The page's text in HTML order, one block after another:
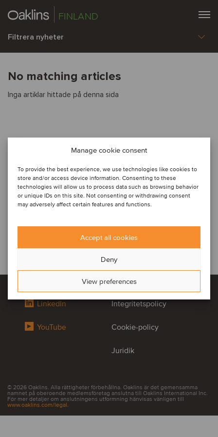
Manage cookie consent
To provide the best experience, we use technologies like cookies to
store and/or access device information. Consenting to these
technologies will allow us to process data such as browsing behavior
or unique IDs on this site. Not consenting or withdrawing consent
may adversely affect certain features and functions.
Accept all cookies
Deny
View preferences
FINLAND
Filtrera nyheter
No matching articles
Inga artiklar hittade på denna sida
LinkedIn
YouTube
Integritetspolicy
Cookie-policy
Juridik
© 2026 Oaklins. Alla rättigheter förbehållna. Oaklins är det gemensamma
namnet på oberoende medlemsföretag anslutna till Oaklins International Inc.
För mer detaljer om anslutningens utformning hänvisas vänligen till
www.oaklins.com/legal.